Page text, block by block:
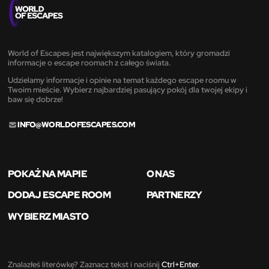
World of Escapes jest największym katalogiem, który gromadzi
informacje o escape roomach z całego świata.
Udzielamy informacje i opinie na temat każdego escape roomu w
Twoim mieście. Wybierz najbardziej pasujący pokój dla twojej ekipy i
baw się dobrze!
INFO@WORLDOFESCAPES.COM
POKAŻ NA MAPIE
O NAS
DODAJ ESCAPE ROOM
PARTNERZY
WYBIERZ MIASTO
Znalazłeś literówkę? Zaznacz tekst i naciśnij Ctrl+Enter.